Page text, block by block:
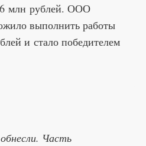
млн рублей. ООО
выполнить работы
и стало победителем
Часть